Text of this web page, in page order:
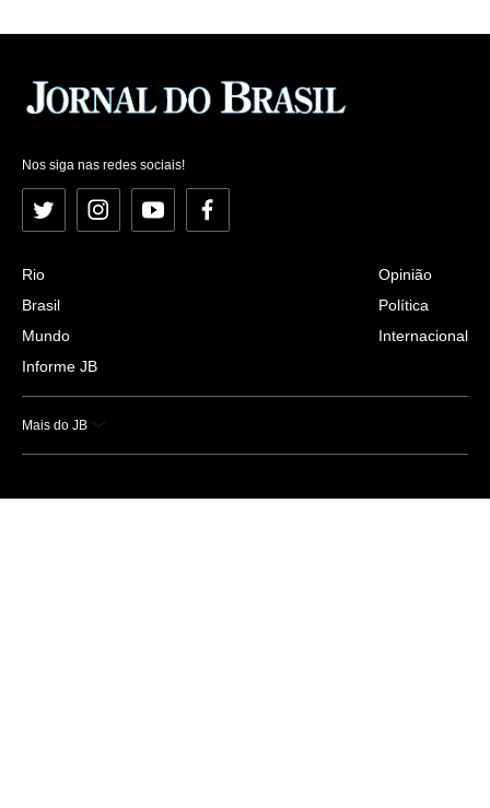
Nos siga nas redes sociais!
Twitter InstagramYouTubeFacebook
Rio
Brasil
Mundo
Informe JB
Opinião
Política
Internacional
Mais do JB
Esportes